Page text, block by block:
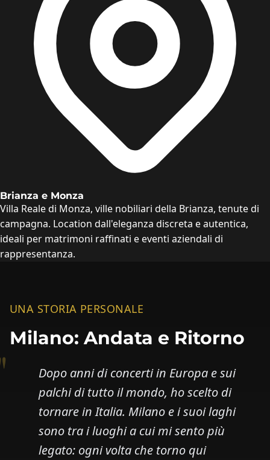
Brianza e Monza
Villa Reale di Monza, ville nobiliari della Brianza, tenute di
campagna. Location dall'eleganza discreta e autentica,
ideali per matrimoni raffinati e eventi aziendali di
rappresentanza.
UNA STORIA PERSONALE
Milano: Andata e Ritorno
Dopo anni di concerti in Europa e sui
palchi di tutto il mondo, ho scelto di
tornare in Italia. Milano e i suoi laghi
sono tra i luoghi a cui mi sento più
legato: ogni volta che torno qui